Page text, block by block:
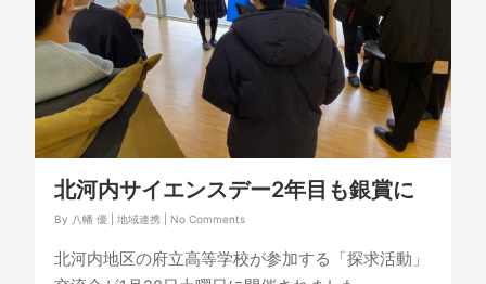
北河内サイエンスデー2年目も銀賞に
By 八幡 優 地域連携 No Comments
北河内地区の府立高等学校が参加する「探求活動」